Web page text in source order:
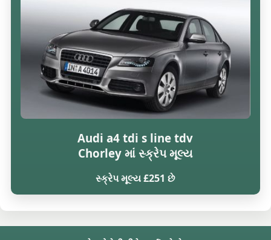
Audi a4 tdi s line tdv
Chorley માં સ્ક્રેપ મૂલ્ય
સ્ક્રેપ મૂલ્ય £251 છે